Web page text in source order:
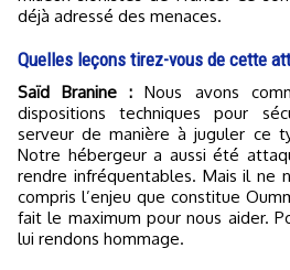
déjà adressé des menaces.
Quelles leçons tirez-vous de cette
Saïd Branine : Nous avons
dispositions techniques pour
serveur de manière à juguler ce
Notre hébergeur a aussi été
rendre infréquentables. Mais il ne
compris l’enjeu que constitue
fait le maximum pour nous aider.
lui rendons hommage.